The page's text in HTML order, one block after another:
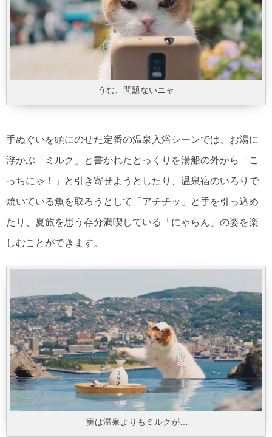
うむ、問題ないニャ
手ぬぐいを頭にのせた定番の温泉入浴シーンでは、お湯に
浮かぶ「ミルク」と書かれたとっくりを湯船の外から「こ
っちにゃ！」と引き寄せようとしたり、温泉宿のいろりで
焼いている魚を取ろうとして「アチチッ」と手を引っ込め
たり、夏旅を思う存分満喫している「にゃらん」の姿を楽
しむことができます。
実は温泉よりもミルクが…